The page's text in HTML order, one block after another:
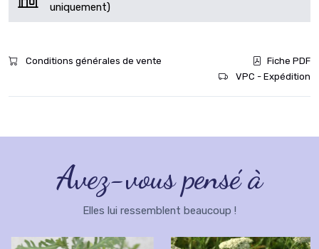
uniquement)
Conditions générales de vente
Fiche PDF
VPC - Expédition
Avez-vous pensé à
Elles lui ressemblent beaucoup !